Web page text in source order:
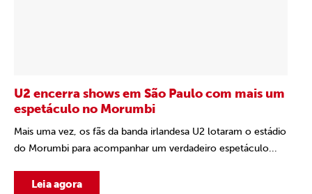
U2 encerra shows em São Paulo com mais um
espetáculo no Morumbi
Mais uma vez, os fãs da banda irlandesa U2 lotaram o estádio
do Morumbi para acompanhar um verdadeiro espetáculo...
Leia agora